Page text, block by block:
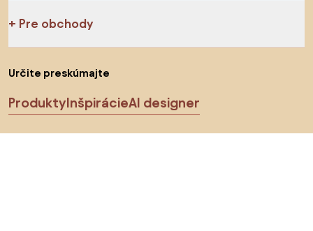
Pre obchody
Určite preskúmajte
ProduktyInšpirácieAI designer